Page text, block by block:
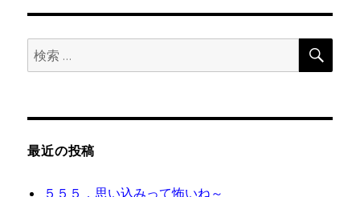
ゲ
ー
ョ
ン
検
索:
検
最近の投稿
５５５．思い込みって怖いね～